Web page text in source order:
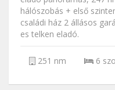
hálószobás + első
családi ház 2 állásos
es telken eladó.
251 nm 6